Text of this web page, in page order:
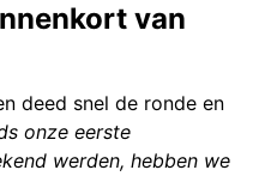
van
deed snel de ronde en
onze eerste
werden, hebben we